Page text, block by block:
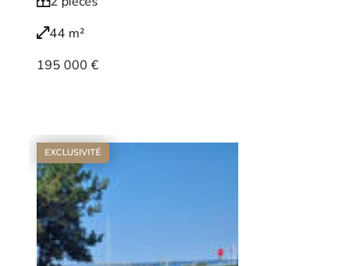
44 m²
195 000 €
EXCLUSIVITÉ